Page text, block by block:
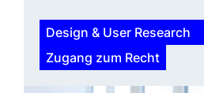
Design & User Research
Zugang zum Recht